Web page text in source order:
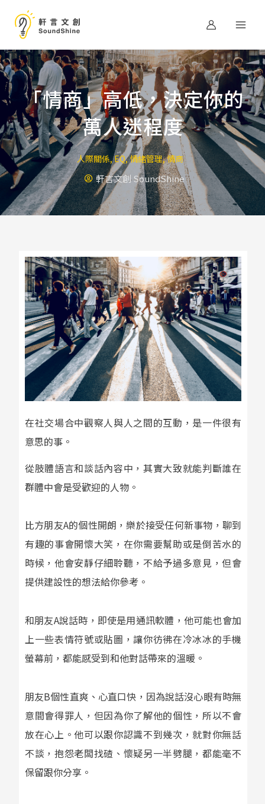
要
內
容
「情商」高低，決定你的
萬人迷程度
人際關係,EQ,情緒管理,情商
軒言文創 SoundShine
在社交場合中觀察人與人之間的互動，是一件很有
意思的事。
從肢體語言和談話內容中，其實大致就能判斷誰在
群體中會是受歡迎的人物。
比方朋友A的個性開朗，樂於接受任何新事物，聊到
有趣的事會開懷大笑，在你需要幫助或是倒苦水的
時候，他會安靜仔細聆聽，不給予過多意見，但會
提供建設性的想法給你參考。
和朋友A說話時，即使是用通訊軟體，他可能也會加
上一些表情符號或貼圖，讓你彷彿在冷冰冰的手機
螢幕前，都能感受到和他對話帶來的溫暖。
朋友B個性直爽、心直口快，因為說話沒心眼有時無
意間會得罪人，但因為你了解他的個性，所以不會
放在心上。他可以跟你認識不到幾次，就對你無話
不談，抱怨老闆找碴、懷疑另一半劈腿，都能毫不
保留跟你分享。